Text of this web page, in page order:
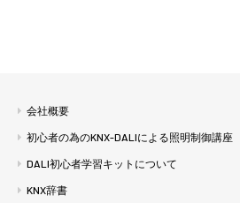
会社概要
初心者の為のKNX-DALIによる照明制御講座
DALI初心者学習キットについて
KNX辞書